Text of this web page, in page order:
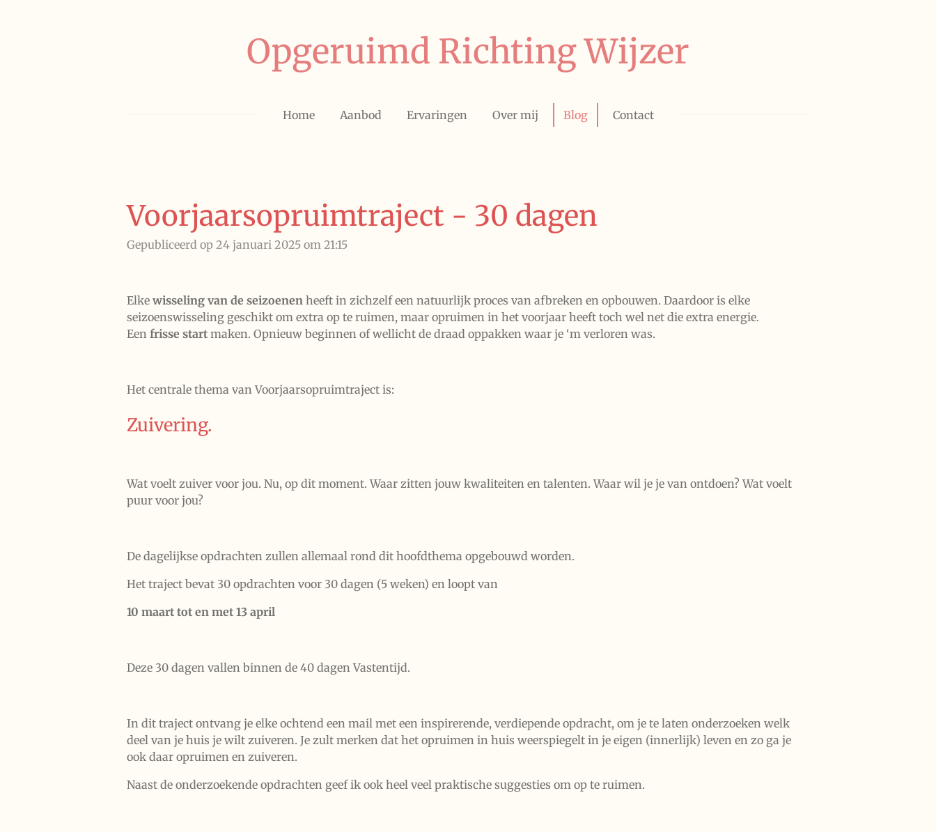
Opgeruimd Richting Wijzer
Home Aanbod Ervaringen Over mij Blog Contact
Voorjaarsopruimtraject - 30 dagen
Gepubliceerd op 24 januari 2025 om 21:15
Elke wisseling van de seizoenen heeft in zichzelf een natuurlijk proces van afbreken en opbouwen. Daardoor is elke
seizoenswisseling geschikt om extra op te ruimen, maar opruimen in het voorjaar heeft toch wel net die extra energie.
Een frisse start maken. Opnieuw beginnen of wellicht de draad oppakken waar je ‘m verloren was.
Het centrale thema van Voorjaarsopruimtraject is:
Zuivering.
Wat voelt zuiver voor jou. Nu, op dit moment. Waar zitten jouw kwaliteiten en talenten. Waar wil je je van ontdoen? Wat voelt
puur voor jou?
De dagelijkse opdrachten zullen allemaal rond dit hoofdthema opgebouwd worden.
Het traject bevat 30 opdrachten voor 30 dagen (5 weken) en loopt van
10 maart tot en met 13 april
Deze 30 dagen vallen binnen de 40 dagen Vastentijd.
In dit traject ontvang je elke ochtend een mail met een inspirerende, verdiepende opdracht, om je te laten onderzoeken welk
deel van je huis je wilt zuiveren. Je zult merken dat het opruimen in huis weerspiegelt in je eigen (innerlijk) leven en zo ga je
ook daar opruimen en zuiveren.
Naast de onderzoekende opdrachten geef ik ook heel veel praktische suggesties om op te ruimen.